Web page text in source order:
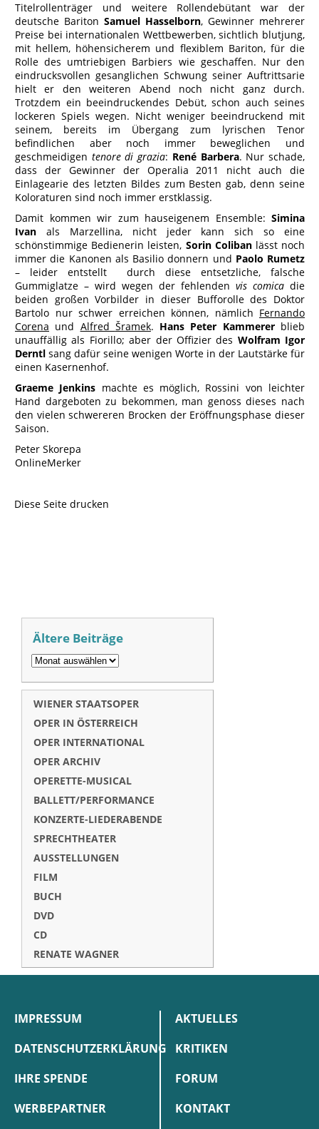
Titelrollenträger und weitere Rollendebütant war der
deutsche Bariton Samuel Hasselborn, Gewinner mehrerer
Preise bei internationalen Wettbewerben, sichtlich blutjung,
mit hellem, höhensicherem und flexiblem Bariton, für die
Rolle des umtriebigen Barbiers wie geschaffen. Nur den
eindrucksvollen gesanglichen Schwung seiner Auftrittsarie
hielt er den weiteren Abend noch nicht ganz durch.
Trotzdem ein beeindruckendes Debüt, schon auch seines
lockeren Spiels wegen. Nicht weniger beeindruckend mit
seinem, bereits im Übergang zum lyrischen Tenor
befindlichen aber noch immer beweglichen und
geschmeidigen tenore di grazia: René Barbera. Nur schade,
dass der Gewinner der Operalia 2011 nicht auch die
Einlagearie des letzten Bildes zum Besten gab, denn seine
Koloraturen sind noch immer erstklassig.
Damit kommen wir zum hauseigenem Ensemble: Simina
Ivan als Marzellina, nicht jeder kann sich so eine
schönstimmige Bedienerin leisten, Sorin Colibanlässt noch
immer die Kanonen als Basilio donnern und Paolo Rumetz
– leider entstellt durch diese entsetzliche, falsche
Gummiglatze – wird wegen der fehlenden vis comica die
beiden großen Vorbilder in dieser Bufforolle des Doktor
Bartolo nur schwer erreichen können, nämlich Fernando
Corena und Alfred Šramek. Hans Peter Kammererblieb
unauffällig als Fiorillo; aber der Offizier des Wolfram Igor
Derntl sang dafür seine wenigen Worte in der Lautstärke für
einen Kasernenhof.
Graeme Jenkins machte es möglich, Rossini von leichter
Hand dargeboten zu bekommen, man genoss dieses nach
den vielen schwereren Brocken der Eröffnungsphase dieser
Saison.
Peter Skorepa
OnlineMerker
Diese Seite drucken
Ältere Beiträge
WIENER STAATSOPER
OPER IN ÖSTERREICH
OPER INTERNATIONAL
OPER ARCHIV
OPERETTE-MUSICAL
BALLETT/PERFORMANCE
KONZERTE-LIEDERABENDE
SPRECHTHEATER
AUSSTELLUNGEN
FILM
BUCH
DVD
CD
RENATE WAGNER
IMPRESSUM
DATENSCHUTZERKLÄRUNG
IHRE SPENDE
WERBEPARTNER
AKTUELLES
KRITIKEN
FORUM
KONTAKT